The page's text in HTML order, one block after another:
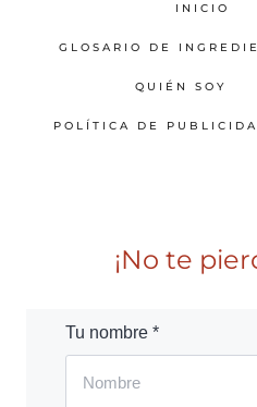
INICIO
GLOSARIO DE
QUIÉN SOY
POLÍTICA DE
¡No te
Tu nombre *